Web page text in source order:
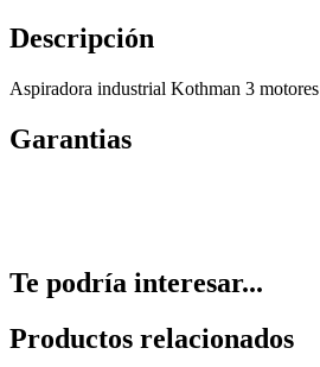
Descripción
Aspiradora industrial Kothman 3 motores
Garantias
Te podría interesar...
Productos relacionados